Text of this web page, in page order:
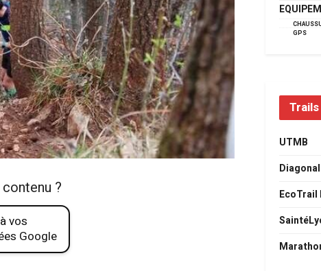
?
vos
Google
GPS
UTMB
EcoTrail